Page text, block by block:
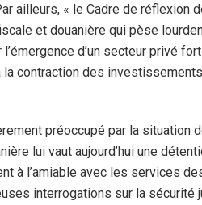
ailleurs, « le Cadre de réflexion
et douanière qui pèse
d’un secteur privé
la contraction des
préoccupé par la situation
lui vaut aujourd’hui une
à l’amiable avec les services
interrogations sur la